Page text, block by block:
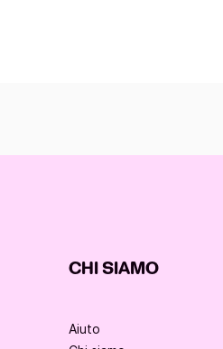
CHI SIAMO
Aiuto